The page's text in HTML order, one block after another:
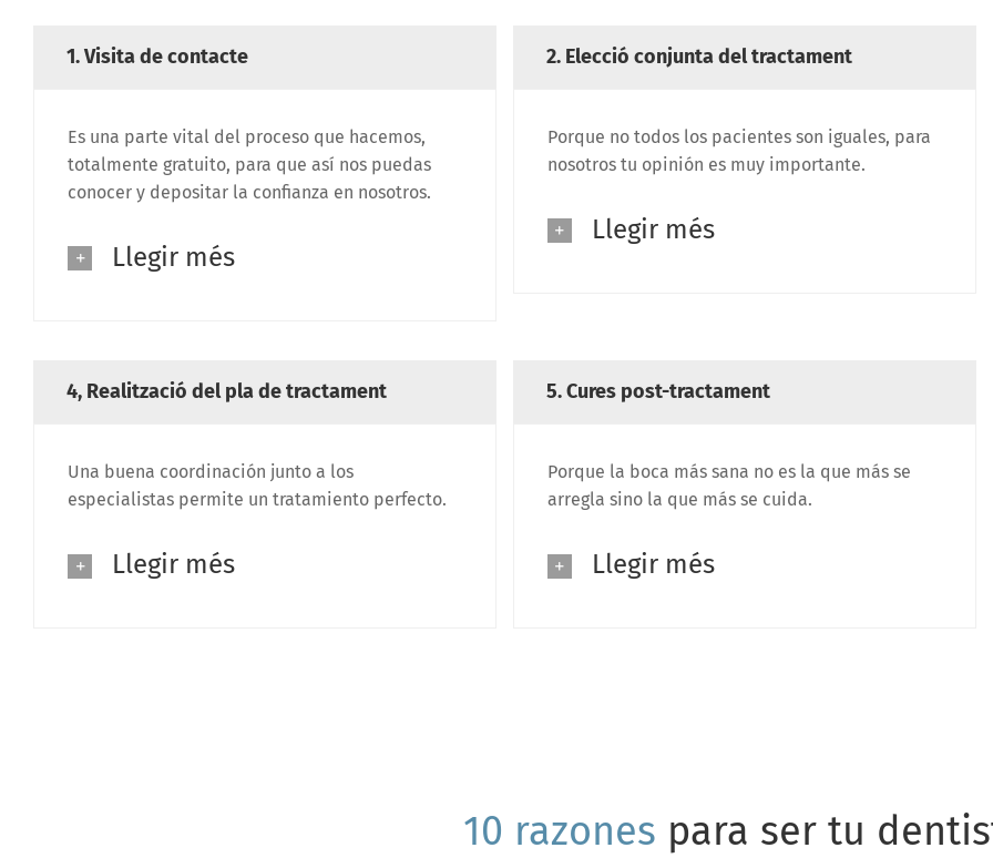
1. Visita de contacte
Es una parte vital del proceso que hacemos,
totalmente gratuito, para que así nos puedas
conocer y depositar la confianza en nosotros.
Llegir més
2. Elecció conjunta del tractament
Porque no todos los pacientes son iguales, para
nosotros tu opinión es muy importante.
Llegir més
4, Realització del pla de tractament
Una buena coordinación junto a los
especialistas permite un tratamiento perfecto.
Llegir més
5. Cures post-tractament
Porque la boca más sana no es la que más se
arregla sino la que más se cuida.
Llegir més
10 razones para ser tu